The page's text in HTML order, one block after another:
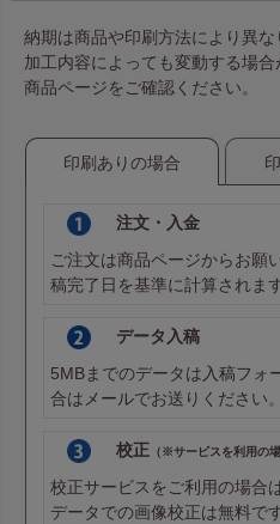
納期は商品や印刷方法により異
加工内容によっても変動する場
商品ページをご確認ください。
印刷ありの場合
注文・入金
ご注文は商品ページからお願
稿完了日を基準に計算されます
データ入稿
5MBまでのデータは入稿フォ
合はメールでお送りください。
校正（※サービスを利用の場
校正サービスをご利用の場合
データでの画像校正は無料です